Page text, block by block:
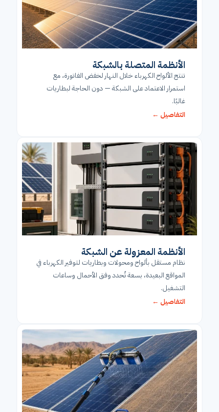
الأنظمة المتصلة بالشبكة
تنتج الألواح الكهرباء خلال النهار لخفض الفاتورة، مع
استمرار الاعتماد على الشبكة — دون الحاجة لبطاريات
غالبًا.
التفاصيل ←
الأنظمة المعزولة عن الشبكة
نظام مستقل بألواح ومحولات وبطاريات لتوفير الكهرباء في
المواقع البعيدة، بسعة تُحدد وفق الأحمال وساعات
التشغيل.
التفاصيل ←